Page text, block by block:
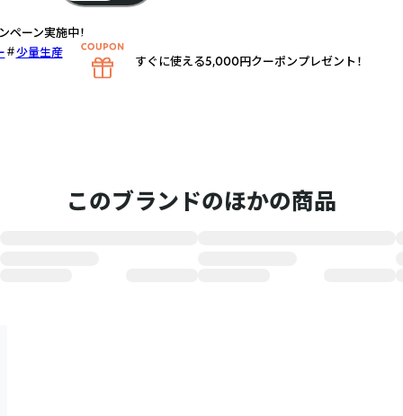
ペーン実施中！
少量生産
このブランドのほかの商品
すぐに使える5,000円クーポンプレゼント！